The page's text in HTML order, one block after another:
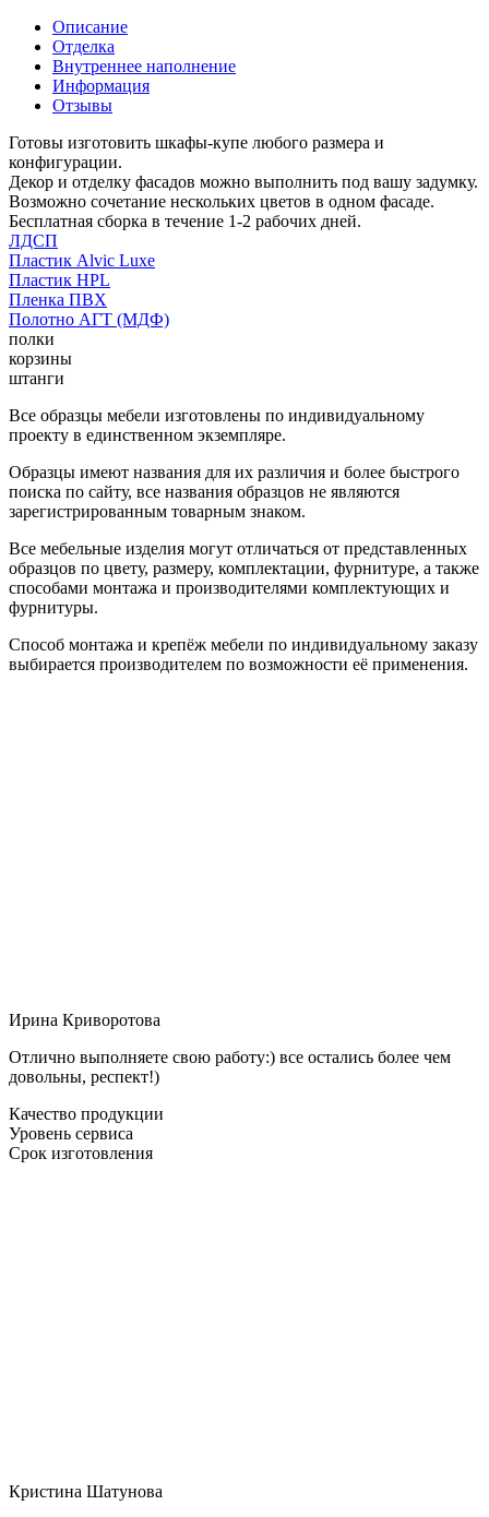
Описание
Отделка
Внутреннее наполнение
Информация
Отзывы
Готовы изготовить шкафы-купе любого размера и
конфигурации.
Декор и отделку фасадов можно выполнить под вашу задумку.
Возможно сочетание нескольких цветов в одном фасаде.
Бесплатная сборка в течение 1-2 рабочих дней.
ЛДСП
Пластик Alvic Luxe
Пластик HPL
Пленка ПВХ
Полотно АГТ (МДФ)
полки
корзины
штанги
Все образцы мебели изготовлены по индивидуальному
проекту в единственном экземпляре.
Образцы имеют названия для их различия и более быстрого
поиска по сайту, все названия образцов не являются
зарегистрированным товарным знаком.
Все мебельные изделия могут отличаться от представленных
образцов по цвету, размеру, комплектации, фурнитуре, а также
способами монтажа и производителями комплектующих и
фурнитуры.
Способ монтажа и крепёж мебели по индивидуальному заказу
выбирается производителем по возможности её применения.
Ирина Криворотова
Отлично выполняете свою работу:) все остались более чем
довольны, респект!)
Качество продукции
Уровень сервиса
Срок изготовления
Кристина Шатунова